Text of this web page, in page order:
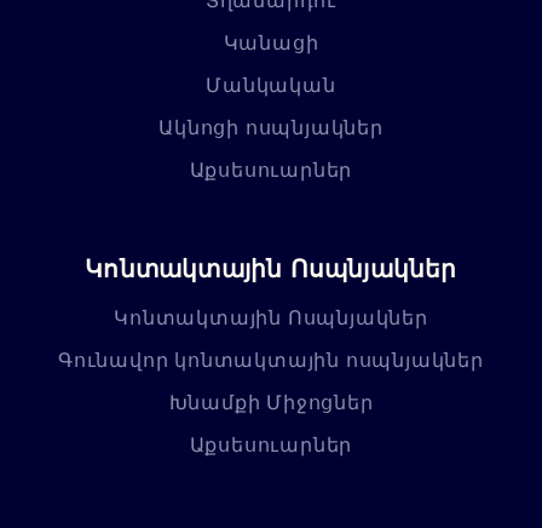
Կանացի
Մանկական
Ակնոցի ոսպնյակներ
Աքսեսուարներ
Կոնտակտային Ոսպնյակներ
Կոնտակտային Ոսպնյակներ
Գունավոր կոնտակտային ոսպնյակներ
Խնամքի Միջոցներ
Աքսեսուարներ